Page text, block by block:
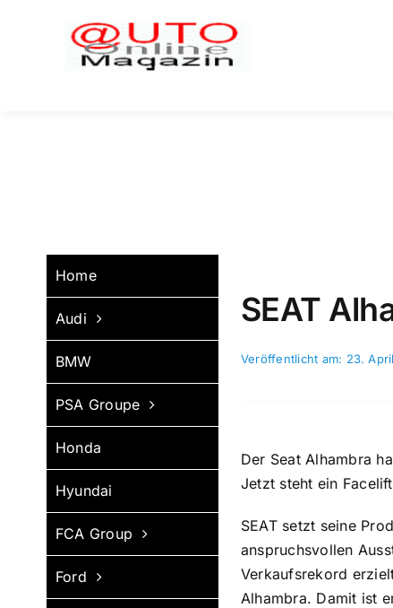
Home
Audi
BMW
PSA Groupe
Honda
Hyundai
FCA Group
Ford
SEAT
Veröffentlicht am: 23.
Der Seat Alhambra
Jetzt steht ein
SEAT setzt seine
anspruchsvollen
Verkaufsrekord
Alhambra. Damit ist